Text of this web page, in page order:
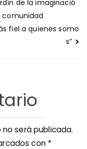
de la imaginació
comunidad
fiel a quienes somo
s”
será publicada.
con *